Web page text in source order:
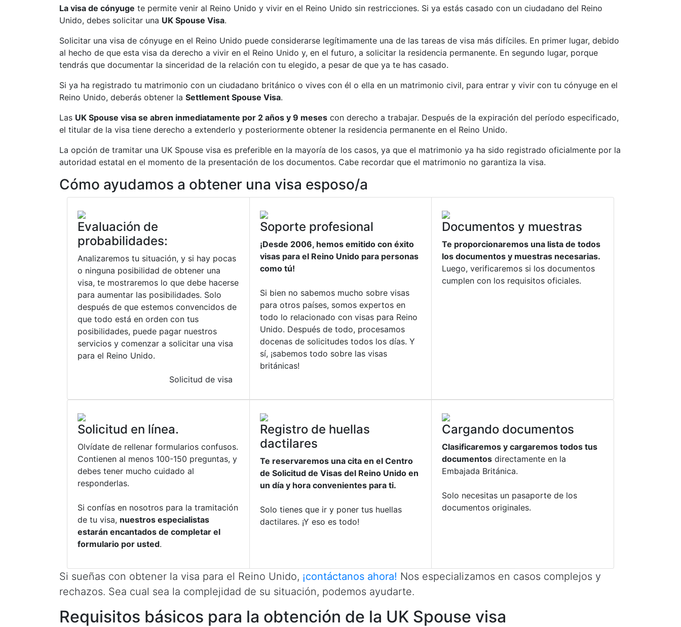
La visa de cónyuge te permite venir al Reino Unido y vivir en el Reino Unido sin restricciones. Si ya estás casado con un ciudadano del Reino
Unido, debes solicitar una UK Spouse Visa.
Solicitar una visa de cónyuge en el Reino Unido puede considerarse legítimamente una de las tareas de visa más difíciles. En primer lugar, debido
al hecho de que esta visa da derecho a vivir en el Reino Unido y, en el futuro, a solicitar la residencia permanente. En segundo lugar, porque
tendrás que documentar la sinceridad de la relación con tu elegido, a pesar de que ya te has casado.
Si ya ha registrado tu matrimonio con un ciudadano británico o vives con él o ella en un matrimonio civil, para entrar y vivir con tu cónyuge en el
Reino Unido, deberás obtener la Settlement Spouse Visa.
Las UK Spouse visa se abren inmediatamente por 2 años y 9 meses con derecho a trabajar. Después de la expiración del período especificado,
el titular de la visa tiene derecho a extenderlo y posteriormente obtener la residencia permanente en el Reino Unido.
La opción de tramitar una UK Spouse visa es preferible en la mayoría de los casos, ya que el matrimonio ya ha sido registrado oficialmente por la
autoridad estatal en el momento de la presentación de los documentos. Cabe recordar que el matrimonio no garantiza la visa.
Cómo ayudamos a obtener una visa esposo/a
Evaluación de
probabilidades:
Analizaremos tu situación, y si hay pocas
o ninguna posibilidad de obtener una
visa, te mostraremos lo que debe hacerse
para aumentar las posibilidades. Solo
después de que estemos convencidos de
que todo está en orden con tus
posibilidades, puede pagar nuestros
servicios y comenzar a solicitar una visa
para el Reino Unido.
Solicitud de visa
Soporte profesional
¡Desde 2006, hemos emitido con éxito
visas para el Reino Unido para personas
como tú!
Si bien no sabemos mucho sobre visas
para otros países, somos expertos en
todo lo relacionado con visas para Reino
Unido. Después de todo, procesamos
docenas de solicitudes todos los días. Y
sí, ¡sabemos todo sobre las visas
británicas!
Documentos y muestras
Te proporcionaremos una lista de todos
los documentos y muestras necesarias.
Luego, verificaremos si los documentos
cumplen con los requisitos oficiales.
Solicitud en línea.
Olvídate de rellenar formularios confusos.
Contienen al menos 100-150 preguntas, y
debes tener mucho cuidado al
responderlas.
Si confías en nosotros para la tramitación
de tu visa, nuestros especialistas
estarán encantados de completar el
formulario por usted.
Registro de huellas
dactilares
Te reservaremos una cita en el Centro
de Solicitud de Visas del Reino Unido en
un día y hora convenientes para ti.
Solo tienes que ir y poner tus huellas
dactilares. ¡Y eso es todo!
Cargando documentos
Clasificaremos y cargaremos todos tus
documentos directamente en la
Embajada Británica.
Solo necesitas un pasaporte de los
documentos originales.
Si sueñas con obtener la visa para el Reino Unido, ¡contáctanos ahora! Nos especializamos en casos complejos y
rechazos. Sea cual sea la complejidad de su situación, podemos ayudarte.
Requisitos básicos para la obtención de la UK Spouse visa